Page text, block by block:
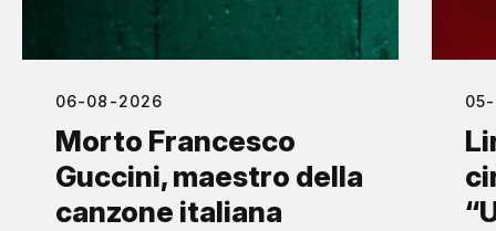
06-08-2026
Morto Francesco
Guccini, maestro della
canzone italiana